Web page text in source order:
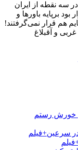
نقطه از ایران
بود برپایه باورها و
هم قرار نمی‌گرفتند!
و آقبلاغ